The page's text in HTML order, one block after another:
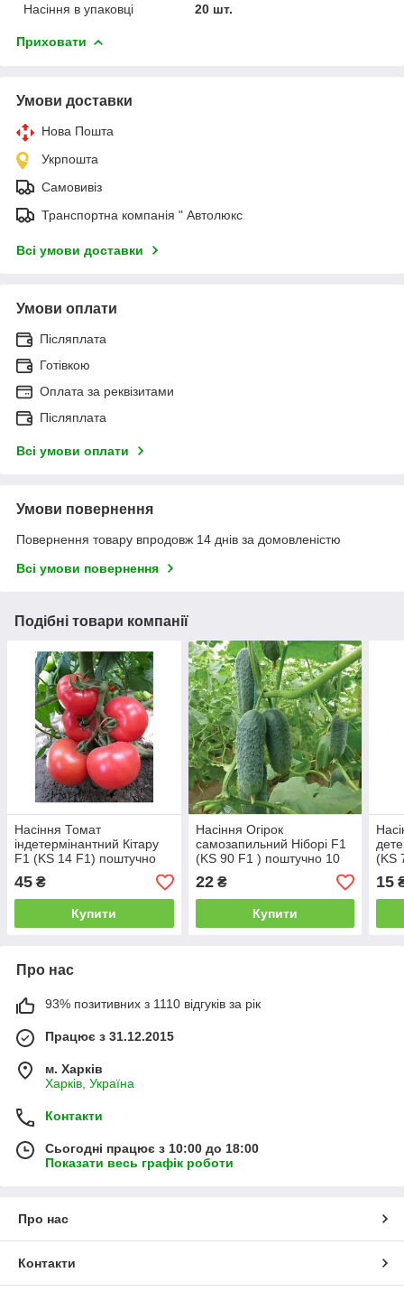
Насіння в упаковці
20 шт.
Приховати
Умови доставки
Нова Пошта
Укрпошта
Самовивіз
Транспортна компанія " Автолюкс
Всі умови доставки
Умови оплати
Післяплата
Готівкою
Оплата за реквізитами
Післяплата
Всі умови оплати
Умови повернення
Повернення товару впродовж 14 днів за домовленістю
Всі умови повернення
Подібні товари компанії
Насіння Томат
індетермінантний Кітару
F1 (KS 14 F1) поштучно
10 насінин Kitano Seeds
45 ₴
Купити
Насіння Огірок
самозапильний Ніборі F1
(KS 90 F1 ) поштучно 10
насінин Kitano Seeds
22₴
Купити
(KS
15
Про нас
93% позитивних з 1110 відгуків за рік
Працює з 31.12.2015
м. Харків
Харків, Україна
Контакти
Сьогодні працює з 10:00 до 18:00
Показати весь графік роботи
Про нас
Контакти